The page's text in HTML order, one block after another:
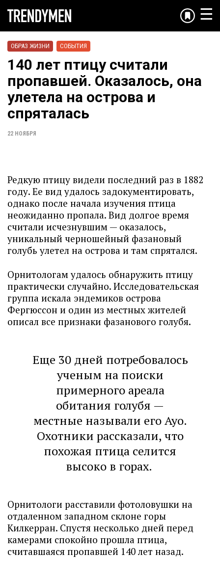
☰
ОБРАЗ ЖИЗНИ СОБЫТИЯ
140 лет птицу считали
пропавшей. Оказалось, она
улетела на острова и
спряталась
22 НОЯБРЯ
Редкую птицу видели последний раз в 1882
году. Ее вид удалось задокументировать,
однако после начала изучения птица
неожиданно пропала. Вид долгое время
считали исчезнувшим — оказалось,
уникальный черношейный фазановый
голубь улетел на острова и там спрятался.
Орнитологам удалось обнаружить птицу
практически случайно. Исследовательская
группа искала эндемиков острова
Фергюссон и один из местных жителей
описал все признаки фазанового голубя.
Еще 30 дней потребовалось
ученым на поиски
примерного ареала
обитания голубя —
местные называли его Ауо.
Охотники рассказали, что
похожая птица селится
высоко в горах.
Орнитологи расставили фотоловушки на
отдаленном западном склоне горы
Килкерран. Спустя несколько дней перед
камерами спокойно прошла птица,
считавшаяся пропавшей 140 лет назад.